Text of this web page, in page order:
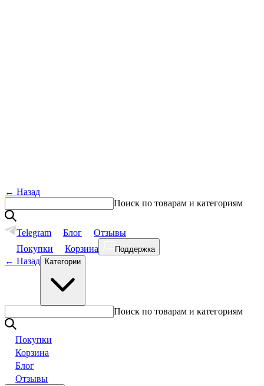
← Назад
Поиск по товарам и категориям
Telegram Блог
Отзывы
Покупки
Корзина Поддержка
← Назад Категории
Поиск по товарам и категориям
Покупки
Корзина
Блог
Отзывы